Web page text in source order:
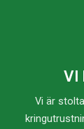
VI
Vi är